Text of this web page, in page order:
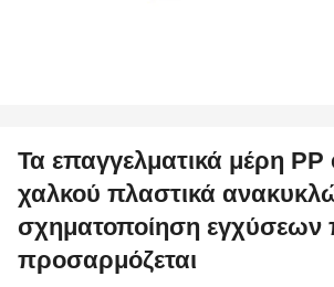
Τα επαγγελματικά μέρη
χαλκού πλαστικά
σχηματοποίηση εγχύσεων
προσαρμόζεται